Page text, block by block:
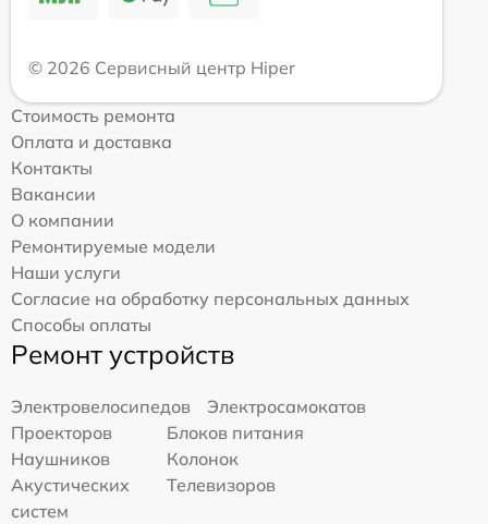
© 2026 Сервисный центр Hiper
Стоимость ремонта
Оплата и доставка
Контакты
Вакансии
О компании
Ремонтируемые модели
Наши услуги
Согласие на обработку персональных данных
Способы оплаты
Ремонт устройств
Электровелосипедов
Электросамокатов
Проекторов
Блоков питания
Наушников
Колонок
Акустических
систем
Телевизоров